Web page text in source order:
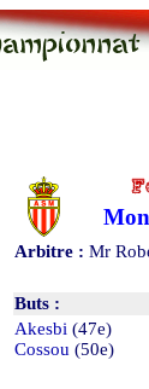
Arbitre : Mr
Buts :
Akesbi (47e)
Cossou (50e)